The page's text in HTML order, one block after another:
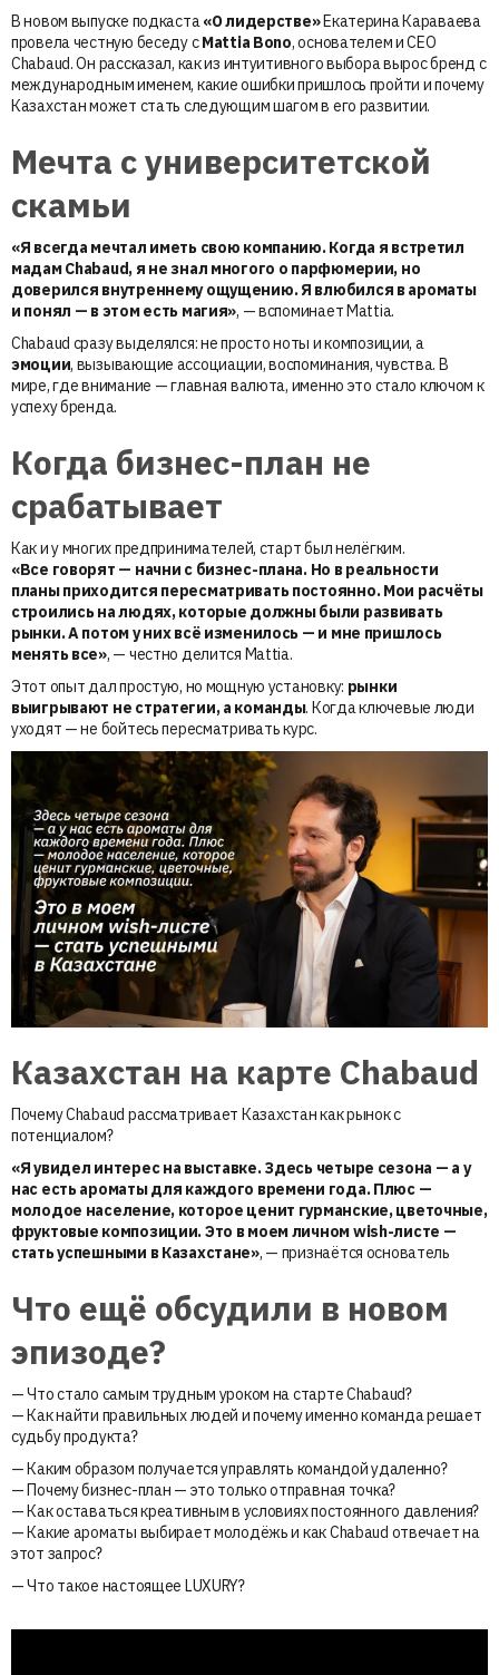
В новом выпуске подкаста«О лидерстве»Екатерина Караваева
провела честную беседу сMattia Bono, основателем и CEO
Chabaud. Он рассказал, как из интуитивного выбора вырос бренд с
международным именем, какие ошибки пришлось пройти и почему
Казахстан может стать следующим шагом в его развитии.
Мечта с университетской
скамьи
«Я всегда мечтал иметь свою компанию. Когда я встретил
мадам Chabaud, я не знал многого о парфюмерии, но
доверился внутреннему ощущению. Я влюбился в ароматы
и понял — в этом есть магия», — вспоминает Mattia.
Chabaud сразу выделялся: не просто ноты и композиции, а
эмоции, вызывающие ассоциации, воспоминания, чувства. В
мире, где внимание — главная валюта, именно это стало ключом к
успеху бренда.
Когда бизнес-план не
срабатывает
Как и у многих предпринимателей, старт был нелёгким.
«Все говорят — начни с бизнес-плана. Но в реальности
планы приходится пересматривать постоянно. Мои расчёты
строились на людях, которые должны были развивать
рынки. А потом у них всё изменилось — и мне пришлось
менять все», — честно делится Mattia.
Этот опыт дал простую, но мощную установку: рынки
выигрывают не стратегии, а команды. Когда ключевые люди
уходят — не бойтесь пересматривать курс.
Казахстан на карте Chabaud
Почему Chabaud рассматривает Казахстан как рынок с
потенциалом?
«Я увидел интерес на выставке. Здесь четыре сезона — а у
нас есть ароматы для каждого времени года. Плюс —
молодое население, которое ценит гурманские, цветочные,
фруктовые композиции. Это в моем личном wish-листе —
стать успешными в Казахстане», — признаётся основатель
Что ещё обсудили в новом
эпизоде?
— Что стало самым трудным уроком на старте Chabaud?
— Как найти правильных людей и почему именно команда решает
судьбу продукта?
— Каким образом получается управлять командой удаленно?
— Почему бизнес-план — это только отправная точка?
— Как оставаться креативным в условиях постоянного давления?
— Какие ароматы выбирает молодёжь и как Chabaud отвечает на
этот запрос?
— Что такое настоящее LUXURY?